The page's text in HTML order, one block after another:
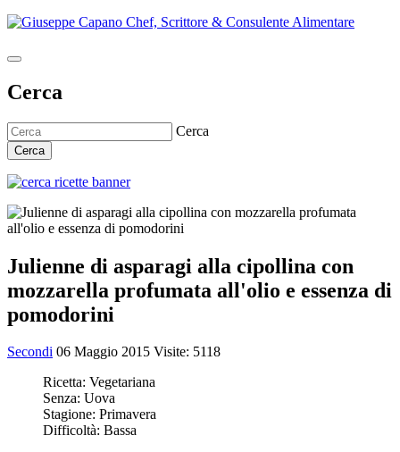
Cerca
Cerca
Cerca
Julienne di asparagi alla cipollina con
mozzarella profumata all'olio e essenza di
pomodorini
Secondi 06 Maggio 2015 Visite: 5118
Ricetta: Vegetariana
Senza: Uova
Stagione: Primavera
Difficoltà: Bassa